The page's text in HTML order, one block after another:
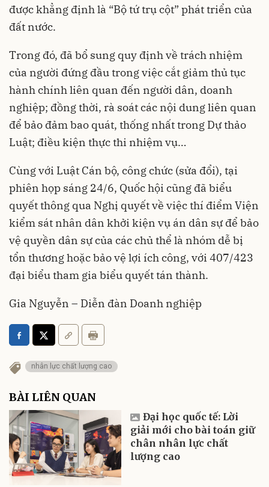
được khẳng định là “Bộ tứ trụ cột” phát triển của
đất nước.
Trong đó, đã bổ sung quy định về trách nhiệm
của người đứng đầu trong việc cắt giảm thủ tục
hành chính liên quan đến người dân, doanh
nghiệp; đồng thời, rà soát các nội dung liên quan
để bảo đảm bao quát, thống nhất trong Dự thảo
Luật; điều kiện thực thi nhiệm vụ…
Cùng với Luật Cán bộ, công chức (sửa đổi), tại
phiên họp sáng 24/6, Quốc hội cũng đã biểu
quyết thông qua Nghị quyết về việc thí điểm Viện
kiểm sát nhân dân khởi kiện vụ án dân sự để bảo
vệ quyền dân sự của các chủ thể là nhóm dễ bị
tổn thương hoặc bảo vệ lợi ích công, với 407/423
đại biểu tham gia biểu quyết tán thành.
Gia Nguyễn – Diễn đàn Doanh nghiệp
nhân lực chất lượng cao
BÀI LIÊN QUAN
Đại học quốc tế: Lời
giải mới cho bài toán giữ
chân nhân lực chất
lượng cao